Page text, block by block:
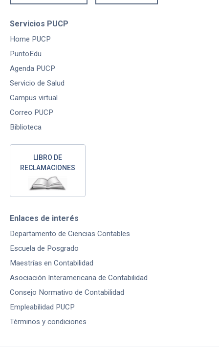
Servicios PUCP
Home PUCP
PuntoEdu
Agenda PUCP
Servicio de Salud
Campus virtual
Correo PUCP
Biblioteca
LIBRO DE
RECLAMACIONES
Enlaces de interés
Departamento de Ciencias Contables
Escuela de Posgrado
Maestrías en Contabilidad
Asociación Interamericana de Contabilidad
Consejo Normativo de Contabilidad
Empleabilidad PUCP
Términos y condiciones